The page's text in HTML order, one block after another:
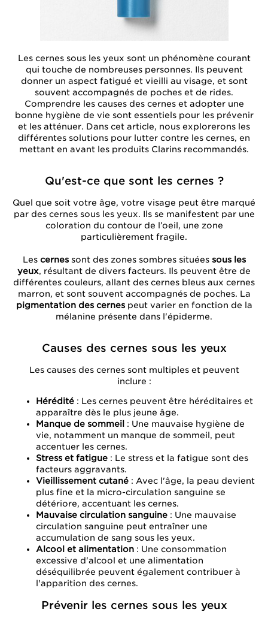
Les cernes sous les yeux sont un phénomène courant
qui touche de nombreuses personnes. Ils peuvent
donner un aspect fatigué et vieilli au visage, et sont
souvent accompagnés de poches et de rides.
Comprendre les causes des cernes et adopter une
bonne hygiène de vie sont essentiels pour les prévenir
et les atténuer. Dans cet article, nous explorerons les
différentes solutions pour lutter contre les cernes, en
mettant en avant les produits Clarins recommandés.
Qu'est-ce que sont les cernes ?
Quel que soit votre âge, votre visage peut être marqué
par des cernes sous les yeux. Ils se manifestent par une
coloration du contour de l’oeil, une zone
particulièrement fragile.
Les cernessont des zones sombres situées sous les
yeux, résultant de divers facteurs. Ils peuvent être de
différentes couleurs, allant des cernes bleus aux cernes
marron, et sont souvent accompagnés de poches. La
pigmentation des cernespeut varier en fonction de la
mélanine présente dans l'épiderme.
Causes des cernes sous les yeux
Les causes des cernes sont multiples et peuvent
inclure :
Hérédité : Les cernes peuvent être héréditaires et
apparaître dès le plus jeune âge.
Manque de sommeil : Une mauvaise hygiène de
vie, notamment un manque de sommeil, peut
accentuer les cernes.
Stress et fatigue : Le stress et la fatigue sont des
facteurs aggravants.
Vieillissement cutané : Avec l'âge, la peau devient
plus fine et la micro-circulation sanguine se
détériore, accentuant les cernes.
Mauvaise circulation sanguine : Une mauvaise
circulation sanguine peut entraîner une
accumulation de sang sous les yeux.
Alcool et alimentation : Une consommation
excessive d'alcool et une alimentation
déséquilibrée peuvent également contribuer à
l'apparition des cernes.
Prévenir les cernes sous les yeux